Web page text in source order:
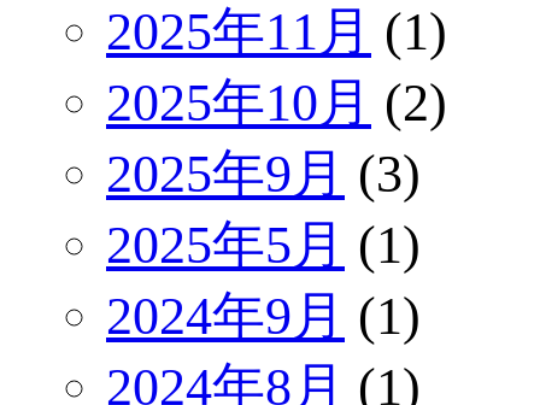
2025年11月 (1)
2025年10月 (2)
2025年9月 (3)
2025年5月 (1)
2024年9月 (1)
2024年8月 (1)